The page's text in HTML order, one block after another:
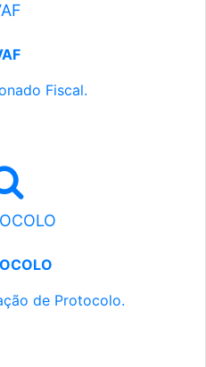
Fiscal.
de Protocolo.